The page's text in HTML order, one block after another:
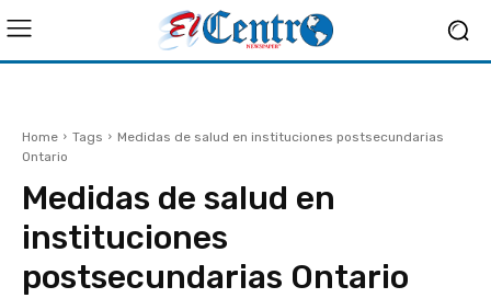
Home Tags
Medidas de salud en instituciones postsecundarias
Ontario
Medidas de salud en
instituciones
postsecundarias Ontario